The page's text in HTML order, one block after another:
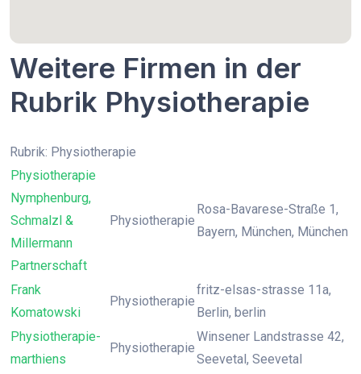
Weitere Firmen in der
Rubrik Physiotherapie
Rubrik: Physiotherapie
Physiotherapie
Nymphenburg,
Schmalzl &
Millermann
Partnerschaft
Physiotherapie
Rosa-Bavarese-Straße 1,
Bayern, München, München
Frank
Komatowski
Physiotherapie
fritz-elsas-strasse 11a,
Berlin, berlin
Physiotherapie-
marthiens
Physiotherapie
Winsener Landstrasse 42,
Seevetal, Seevetal